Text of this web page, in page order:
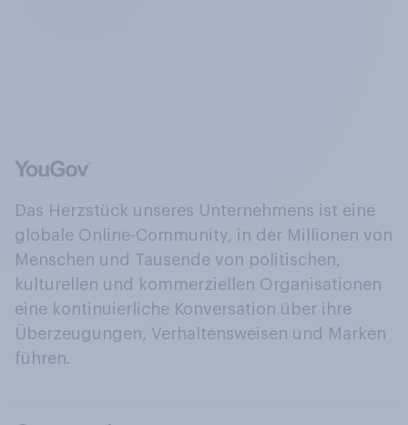
Das Herzstück unseres Unternehmens ist eine
globale Online-Community, in der Millionen von
Menschen und Tausende von politischen,
kulturellen und kommerziellen Organisationen
eine kontinuierliche Konversation über ihre
Überzeugungen, Verhaltensweisen und Marken
führen.